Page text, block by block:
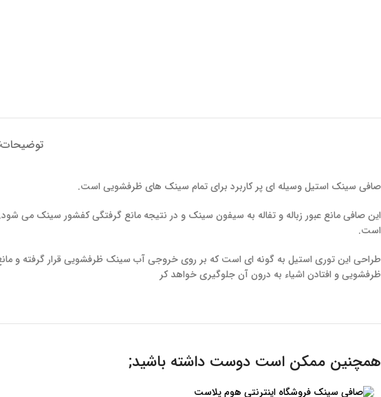
توضیحات
صافی سینک استیل وسیله ای پر کاربرد برای تمام سینک های ظرفشویی است.
این صافی مانع عبور زباله و تفاله به سیفون سینک و در نتیجه مانع گرفتگی کفشور سینک می
است.
طراحی این توری استیل به گونه ای است که بر روی خروجی آب سینک ظرفشویی قرار گرفته و
ظرفشویی و افتادن اشیاء به درون آن جلوگیری خواهد کر
همچنین ممکن است دوست داشته باشید;